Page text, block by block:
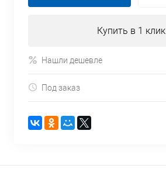
Купить в 1 клик
Нашли дешевле
Под заказ